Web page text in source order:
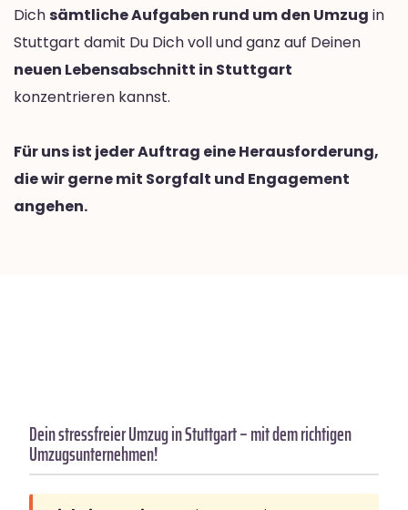
Dichsämtliche Aufgaben rund um den Umzug in
Stuttgart damit Du Dich voll und ganz auf Deinen
neuen Lebensabschnitt in Stuttgart
konzentrieren kannst.
Für uns ist jeder Auftrag eine Herausforderung,
die wir gerne mit Sorgfalt und Engagement
angehen.
Dein stressfreier Umzug in Stuttgart – mit dem richtigen
Umzugsunternehmen!